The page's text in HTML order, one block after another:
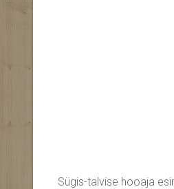
Sügis-talvise hooaja